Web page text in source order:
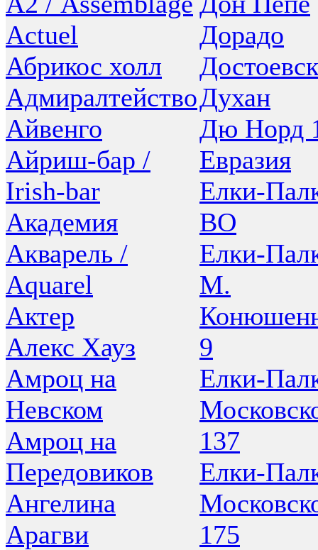
Actuel
Абрикос холл
Адмиралтейство
Айвенго
Айриш-бар /
Irish-bar
Академия
Акварель /
Aquarel
Актер
Алекс Хауз
Амроц на
Невском
Амроц на
Передовиков
Ангелина
Арагви
Дорадо
Духан
Дю Норд
Евразия
Елки-
ВО
Елки-
М.
9
Елки-
137
Елки-
175